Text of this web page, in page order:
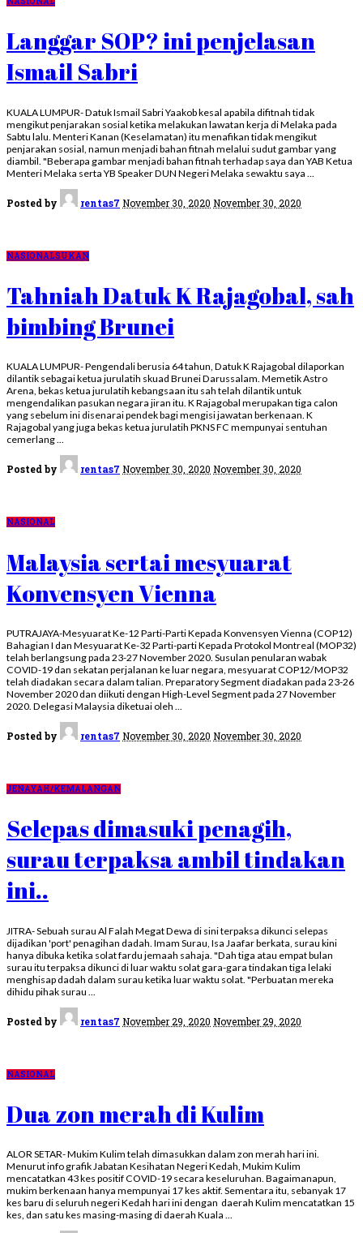
Langgar SOP? ini penjelasan
Ismail Sabri
KUALA LUMPUR- Datuk Ismail Sabri Yaakob kesal apabila difitnah tidak
mengikut penjarakan sosial ketika melakukan lawatan kerja di Melaka pada
Sabtu lalu. Menteri Kanan (Keselamatan) itu menafikan tidak mengikut
penjarakan sosial, namun menjadi bahan fitnah melalui sudut gambar yang
diambil. "Beberapa gambar menjadi bahan fitnah terhadap saya dan YAB Ketua
Menteri Melaka serta YB Speaker DUN Negeri Melaka sewaktu saya
Posted by rentas7 November 30, 2020 November 30, 2020
NASIONALSUKAN
Tahniah Datuk K Rajagobal, sah
bimbing Brunei
KUALA LUMPUR- Pengendali berusia 64 tahun, Datuk K Rajagobal dilaporkan
dilantik sebagai ketua jurulatih skuad Brunei Darussalam. Memetik Astro
Arena, bekas ketua jurulatih kebangsaan itu sah telah dilantik untuk
mengendalikan pasukan negara jiran itu. K Rajagobal merupakan tiga calon
yang sebelum ini disenarai pendek bagi mengisi jawatan berkenaan. K
Rajagobal yang juga bekas ketua jurulatih PKNS FC mempunyai sentuhan
cemerlang...
Posted by rentas7 November 30, 2020 November 30, 2020
NASIONAL
Malaysia sertai mesyuarat
Konvensyen Vienna
PUTRAJAYA-Mesyuarat Ke-12 Parti-Parti Kepada Konvensyen Vienna (COP12)
Bahagian I dan Mesyuarat Ke-32 Parti-parti Kepada Protokol Montreal (MOP32)
telah berlangsung pada 23-27 November 2020. Susulan penularan wabak
COVID-19 dan sekatan perjalanan ke luar negara, mesyuarat COP12/MOP32
telah diadakan secara dalam talian. Preparatory Segment diadakan pada 23-26
November 2020 dan diikuti dengan High-Level Segment pada 27 November
2020. Delegasi Malaysia diketuai oleh
Posted by rentas7 November 30, 2020 November 30, 2020
JENAYAH/KEMALANGAN
Selepas dimasuki penagih,
surau terpaksa ambil tindakan
ini..
JITRA- Sebuah surau Al Falah Megat Dewa di sini terpaksa dikunci selepas
dijadikan 'port' penagihan dadah. Imam Surau, Isa Jaafar berkata, surau kini
hanya dibuka ketika solat fardu jemaah sahaja. "Dah tiga atau empat bulan
surau itu terpaksa dikunci di luar waktu solat gara-gara tindakan tiga lelaki
menghisap dadah dalam surau ketika luar waktu solat. "Perbuatan mereka
dihidu pihak surau
Posted by rentas7 November 29, 2020 November 29, 2020
NASIONAL
Dua zon merah di Kulim
ALOR SETAR- Mukim Kulim telah dimasukkan dalam zon merah hari ini.
Menurut info grafik Jabatan Kesihatan Negeri Kedah, Mukim Kulim
mencatatkan 43 kes positif COVID-19 secara keseluruhan. Bagaimanapun,
mukim berkenaan hanya mempunyai 17 kes aktif. Sementara itu, sebanyak 17
kes baru di seluruh negeri Kedah hari ini dengan daerah Kulim mencatatkan 15
kes, dan satu kes masing-masing di daerah Kuala ...